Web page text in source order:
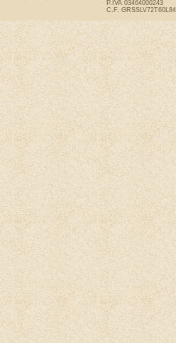
P.IVA 03464000243
C.F.